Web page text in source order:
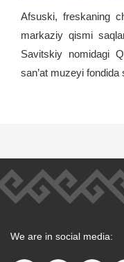
Afsuski, freskaning
markaziy qismi
Savitskiy nomidagi
san’at muzeyi fondida
We are in social media: